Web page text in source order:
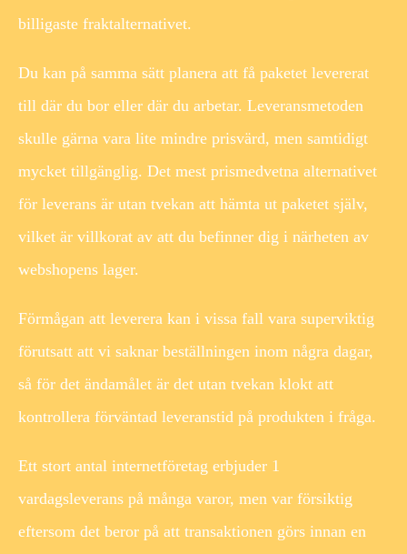
billigaste fraktalternativet.
Du kan på samma sätt planera att få paketet levererat
till där du bor eller där du arbetar. Leveransmetoden
skulle gärna vara lite mindre prisvärd, men samtidigt
mycket tillgänglig. Det mest prismedvetna alternativet
för leverans är utan tvekan att hämta ut paketet själv,
vilket är villkorat av att du befinner dig i närheten av
webshopens lager.
Förmågan att leverera kan i vissa fall vara superviktig
förutsatt att vi saknar beställningen inom några dagar,
så för det ändamålet är det utan tvekan klokt att
kontrollera förväntad leveranstid på produkten i fråga.
Ett stort antal internetföretag erbjuder 1
vardagsleverans på många varor, men var försiktig
eftersom det beror på att transaktionen görs innan en